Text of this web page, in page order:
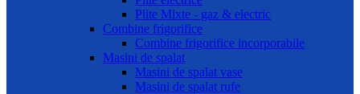
Plite Mixte - gaz & electric
Combine frigorifice
Combine frigorifice incorporabile
Masini de spalat
Masini de spalat vase
Masini de spalat rufe